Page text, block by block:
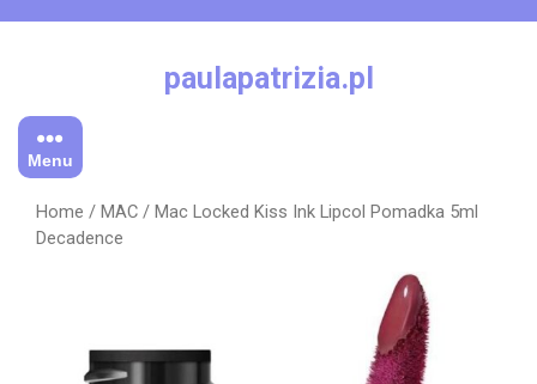
paulapatrizia.pl
Menu
Home / MAC / Mac Locked Kiss Ink Lipcol Pomadka 5ml
Decadence